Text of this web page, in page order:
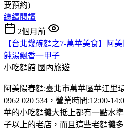
要預約)
繼續閱讀
2個月前
【台北幾碗麵之7-萬華美食】阿
飩湯飄香一甲子
小吃麵館 國內旅遊
阿美陽春麵:臺北市萬華區華江里
0962 020 534，營業時間:12:00-
華的小吃麵攤大抵上都有一點水
子以上的老店，而且這些老麵攤